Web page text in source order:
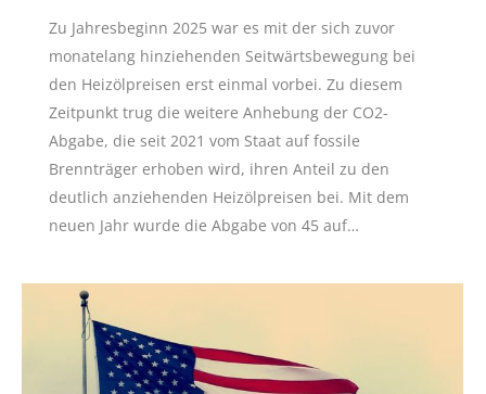
Zu Jahresbeginn 2025 war es mit der sich zuvor
monatelang hinziehenden Seitwärtsbewegung bei
den Heizölpreisen erst einmal vorbei. Zu diesem
Zeitpunkt trug die weitere Anhebung der CO2-
Abgabe, die seit 2021 vom Staat auf fossile
Brennträger erhoben wird, ihren Anteil zu den
deutlich anziehenden Heizölpreisen bei. Mit dem
neuen Jahr wurde die Abgabe von 45 auf…